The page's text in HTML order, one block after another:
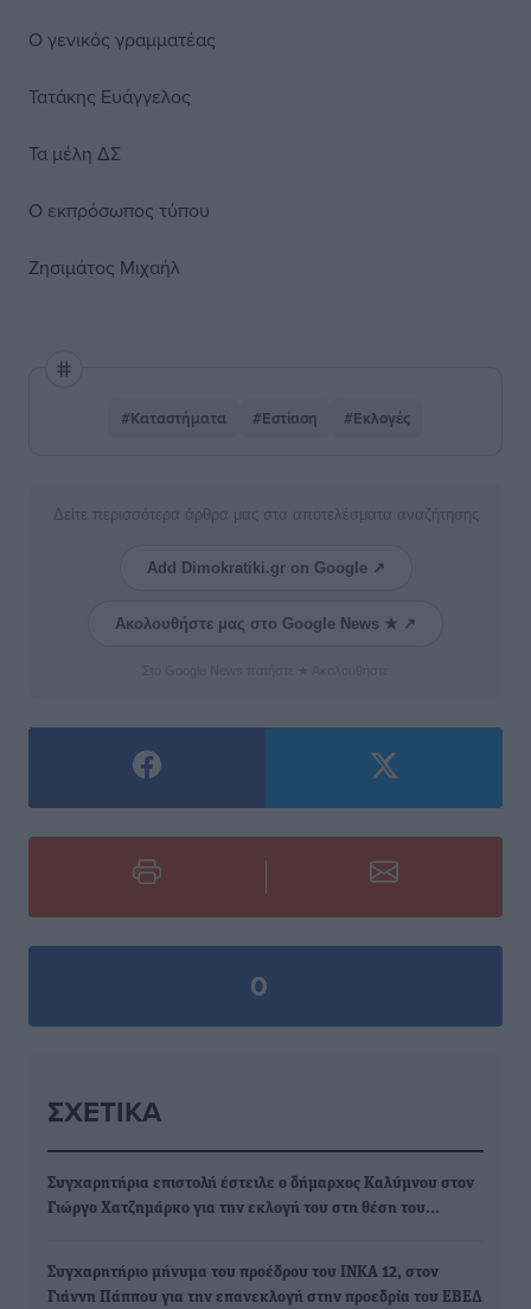
Ο γενικός γραμματέας
Τατάκης Ευάγγελος
Τα μέλη ΔΣ
Ο εκπρόσωπος τύπου
Ζησιμάτος Μιχαήλ
#Καταστήματα #Εστίαση #Εκλογές
Δείτε περισσότερα άρθρα μας στα αποτελέσματα αναζήτησης
Add Dimokratiki.gr on Google ↗
Ακολουθήστε μας στο Google News ★ ↗
0
ΣΧΕΤΙΚΆ
Συγχαρητήρια επιστολή έστειλε ο δήμαρχος Καλύμνου στον
Γιώργο Χατζημάρκο για την εκλογή του στη θέση του…
Συγχαρητήριο μήνυμα του προέδρου του ΙΝΚΑ 12, στον
Γιάννη Πάππου για την επανεκλογή στην προεδρία του ΕΒΕΔ